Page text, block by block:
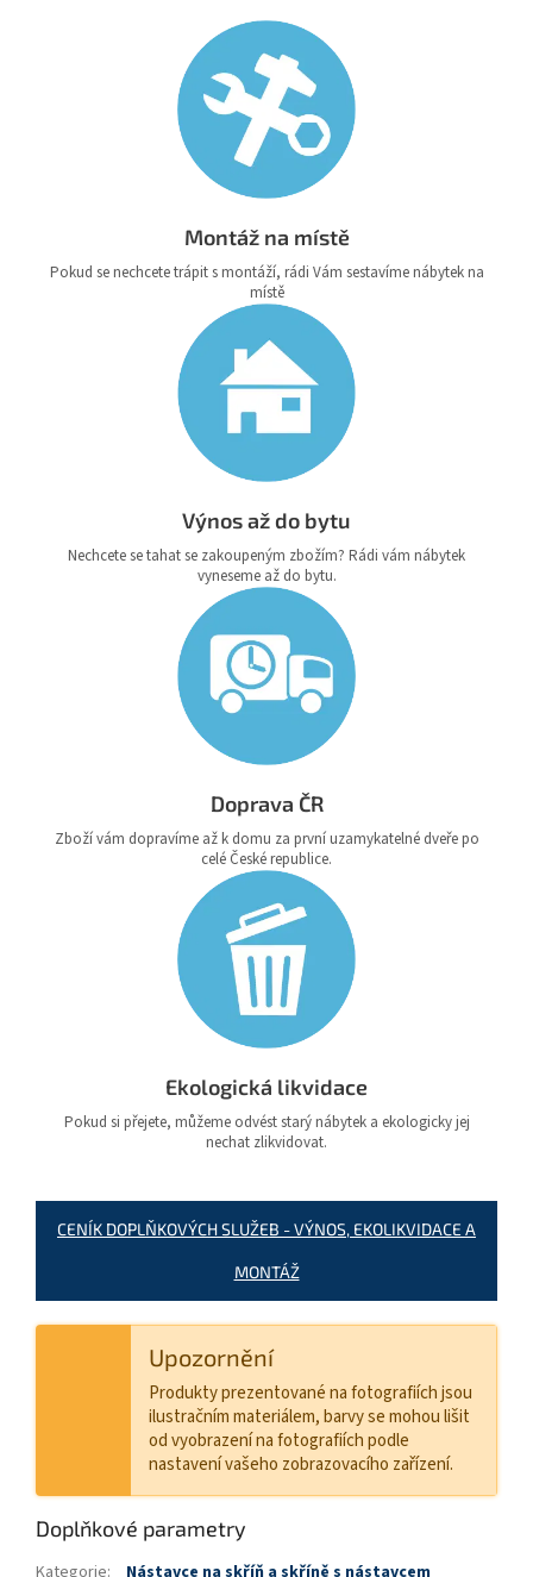
Montáž na místě
Pokud se nechcete trápit s montáží, rádi Vám sestavíme nábytek na
místě
Výnos až do bytu
Nechcete se tahat se zakoupeným zbožím? Rádi vám nábytek
vyneseme až do bytu.
Doprava ČR
Zboží vám dopravíme až k domu za první uzamykatelné dveře po
celé České republice.
Ekologická likvidace
Pokud si přejete, můžeme odvést starý nábytek a ekologicky jej
nechat zlikvidovat.
CENÍK DOPLŇKOVÝCH SLUŽEB - VÝNOS, EKOLIKVIDACE A
MONTÁŽ
Upozornění
Produkty prezentované na fotografiích jsou
ilustračním materiálem, barvy se mohou lišit
od vyobrazení na fotografiích podle
nastavení vašeho zobrazovacího zařízení.
Doplňkové parametry